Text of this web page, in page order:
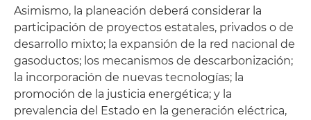
Asimismo, la planeación deberá considerar la
participación de proyectos estatales, privados o de
desarrollo mixto; la expansión de la red nacional de
gasoductos; los mecanismos de descarbonización;
la incorporación de nuevas tecnologías; la
promoción de la justicia energética; y la
prevalencia del Estado en la generación eléctrica,